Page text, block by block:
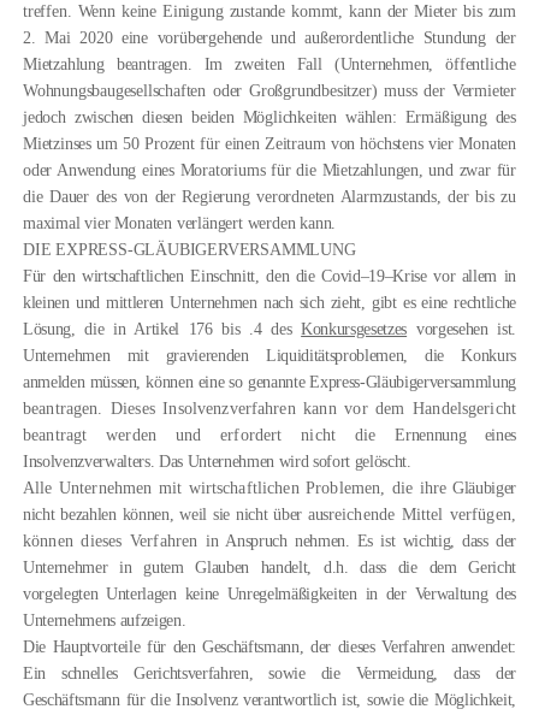
treffen. Wenn keine Einigung zustande kommt, kann der Mieter bis zum
2. Mai 2020 eine vorübergehende und außerordentliche Stundung der
Mietzahlung beantragen. Im zweiten Fall (Unternehmen, öffentliche
Wohnungsbaugesellschaften oder Großgrundbesitzer) muss der Vermieter
jedoch zwischen diesen beiden Möglichkeiten wählen: Ermäßigung des
Mietzinses um 50 Prozent für einen Zeitraum von höchstens vier Monaten
oder Anwendung eines Moratoriums für die Mietzahlungen, und zwar für
die Dauer des von der Regierung verordneten Alarmzustands, der bis zu
maximal vier Monaten verlängert werden kann.
DIE EXPRESS-GLÄUBIGERVERSAMMLUNG
Für den wirtschaftlichen Einschnitt, den die Covid–19–Krise vor allem in
kleinen und mittleren Unternehmen nach sich zieht, gibt es eine rechtliche
Lösung, die in Artikel 176 bis .4 desKonkursgesetzes vorgesehen ist.
Unternehmen mit gravierenden Liquiditätsproblemen, die Konkurs
anmelden müssen, können eine so genannte Express-Gläubigerversammlung
beantragen. Dieses Insolvenzverfahren kann vor dem Handelsgericht
beantragt werden und erfordert nicht dieErnennung eines
Insolvenzverwalters. Das Unternehmen wird sofort gelöscht.
Alle Unternehmen mit wirtschaftlichen Problemen, die ihre Gläubiger
nicht bezahlen können, weil sie nicht über aus­reichende Mittel verfügen,
können dieses Verfahren in Anspruch nehmen. Es ist wichtig, dass der
Unternehmer in gutem Glauben handelt, d.h. dass die dem Gericht
vorgelegten Unterlagen keine Unregelmäßigkeiten in der Verwaltung des
Unternehmens aufzeigen.
Die Hauptvorteile für den Geschäftsmann, der dieses Verfahren anwendet:
Ein schnelles Gerichtsverfahren, sowie die Vermeidung, dass der
Geschäftsmann für die Insolvenz verantwortlich ist, sowie die Möglichkeit,